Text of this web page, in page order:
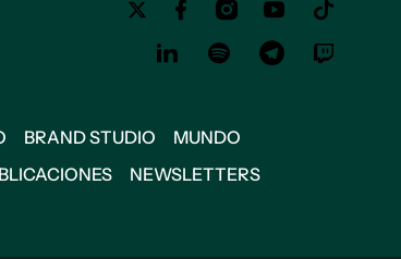
BRAND STUDIO
MUNDO
NEWSLETTERS